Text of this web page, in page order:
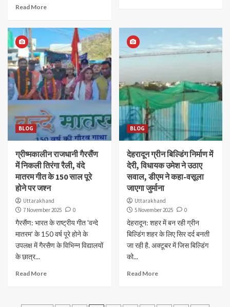
Read More
BLOG
ग्रीष्मकालीन राजधानी गैरसैंण
में निकली तिरंगा रैली, वंदे
मातरम गीत के 150 साल पूरे
होने पर जश्न
Uttarakhand
7 November 2025
0
गैरसैंण: भारत के राष्ट्रीय गीत 'वन्दे
मातरम' के 150 वर्ष पूरे होने के
उपलक्ष में गैरसैण के विभिन्न विद्यालयों
के छात्र...
Read More
BLOG
देहरादून ग्रीन बिल्डिंग निर्माण में
देरी, विधायक उमेश ने उठाए
सवाल, डीएम ने कहा-वसूला
जाएगा जुर्माना
Uttarakhand
5 November 2025
0
देहरादून: शहर में बन रही ग्रीन
बिल्डिंग शहर के लिए सिर दर्द बनती
जा रही है. अक्टूबर में जिस बिल्डिंग
को...
Read More